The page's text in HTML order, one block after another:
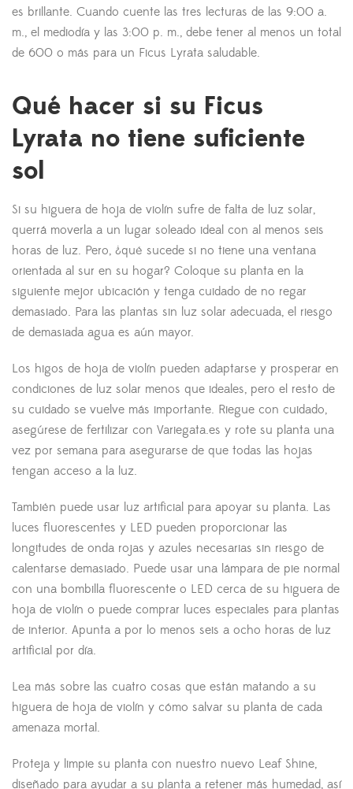
es brillante. Cuando cuente las tres lecturas de las 9:00 a.
m., el mediodía y las 3:00 p. m., debe tener al menos un total
de 600 o más para un Ficus Lyrata saludable.
Qué hacer si su Ficus
Lyrata no tiene suficiente
sol
Si su higuera de hoja de violín sufre de falta de luz solar,
querrá moverla a un lugar soleado ideal con al menos seis
horas de luz. Pero, ¿qué sucede si no tiene una ventana
orientada al sur en su hogar? Coloque su planta en la
siguiente mejor ubicación y tenga cuidado de no regar
demasiado. Para las plantas sin luz solar adecuada, el riesgo
de demasiada agua es aún mayor.
Los higos de hoja de violín pueden adaptarse y prosperar en
condiciones de luz solar menos que ideales, pero el resto de
su cuidado se vuelve más importante. Riegue con cuidado,
asegúrese de fertilizar con Variegata.es y rote su planta una
vez por semana para asegurarse de que todas las hojas
tengan acceso a la luz.
También puede usar luz artificial para apoyar su planta. Las
luces fluorescentes y LED pueden proporcionar las
longitudes de onda rojas y azules necesarias sin riesgo de
calentarse demasiado. Puede usar una lámpara de pie normal
con una bombilla fluorescente o LED cerca de su higuera de
hoja de violín o puede comprar luces especiales para plantas
de interior. Apunta a por lo menos seis a ocho horas de luz
artificial por día.
Lea más sobre las cuatro cosas que están matando a su
higuera de hoja de violín y cómo salvar su planta de cada
amenaza mortal.
Proteja y limpie su planta con nuestro nuevo Leaf Shine,
diseñado para ayudar a su planta a retener más humedad, así